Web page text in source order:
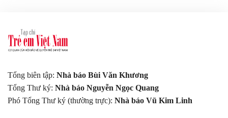
sống xanh.
Tổng biên tập: Nhà báo Bùi Văn Khương
Tổng Thư ký: Nhà báo Nguyễn Ngọc Quang
Phó Tổng Thư ký (thường trực): Nhà báo Vũ Kim Linh